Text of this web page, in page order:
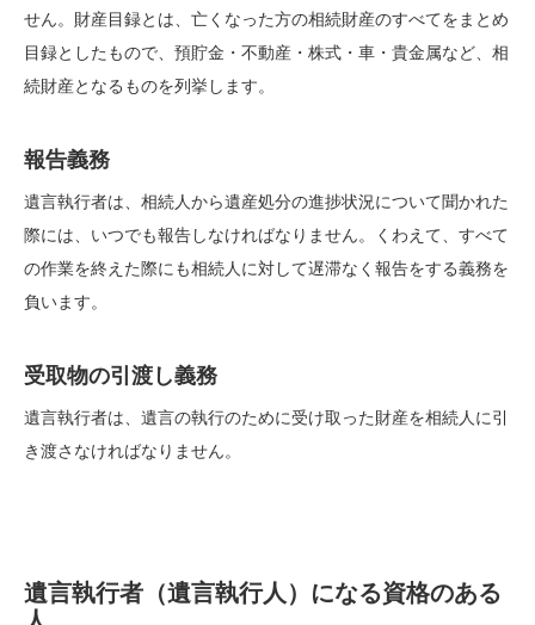
せん。財産目録とは、亡くなった方の相続財産のすべてをまとめ
目録としたもので、預貯金・不動産・株式・車・貴金属など、相
続財産となるものを列挙します。
報告義務
遺言執行者は、相続人から遺産処分の進捗状況について聞かれた
際には、いつでも報告しなければなりません。くわえて、すべて
の作業を終えた際にも相続人に対して遅滞なく報告をする義務を
負います。
受取物の引渡し義務
遺言執行者は、遺言の執行のために受け取った財産を相続人に引
き渡さなければなりません。
遺言執行者（遺言執行人）になる資格のある